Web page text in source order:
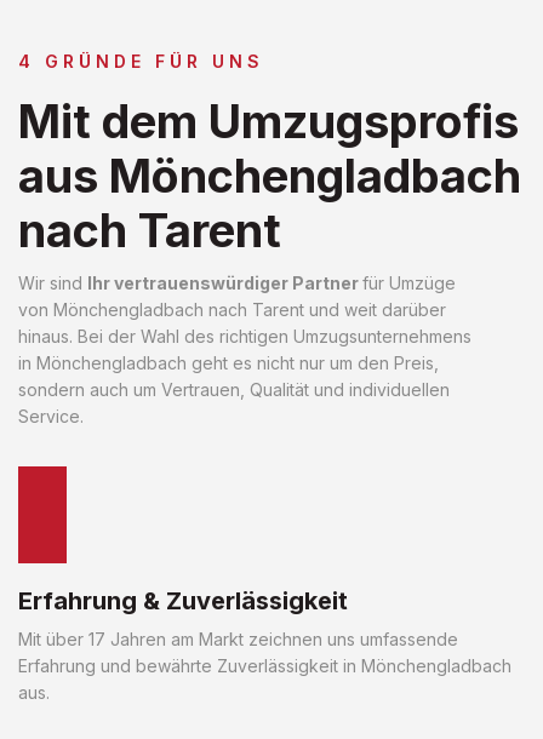
4 GRÜNDE FÜR UNS
Mit dem Umzugsprofis
aus Mönchengladbach
nach Tarent
Wir sind Ihr vertrauenswürdiger Partnerfür Umzüge
von Mönchengladbach nach Tarent und weit darüber
hinaus. Bei der Wahl des richtigen Umzugsunternehmens
in Mönchengladbach geht es nicht nur um den Preis,
sondern auch um Vertrauen, Qualität und individuellen
Service.
Erfahrung & Zuverlässigkeit
Mit über 17 Jahren am Markt zeichnen uns umfassende
Erfahrung und bewährte Zuverlässigkeit in Mönchengladbach
aus.